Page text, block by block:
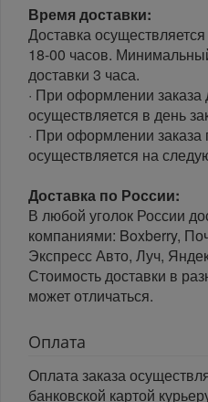
Время доставки:
Доставка
18-00 часов.
доставки 3 часа.
· При оформлении заказа
осуществляется в день
· При оформлении заказа
осуществляется на
Доставка по России:
В любой уголок России
компаниями: Boxberry,
Экспресс Авто, Луч,
Стоимость доставки в
может отличаться.
Оплата
Оплата заказа
банковской картой